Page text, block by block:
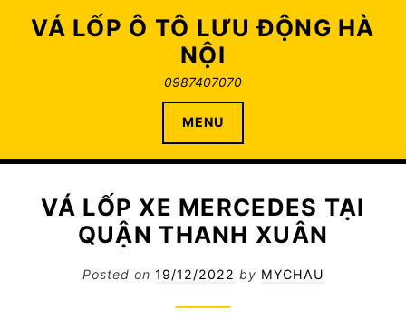
VÁ LỐP Ô TÔ LƯU ĐỘNG HÀ
NỘI
0987407070
MENU
VÁ LỐP XE MERCEDES TẠI
QUẬN THANH XUÂN
Posted on 19/12/2022 by MYCHAU